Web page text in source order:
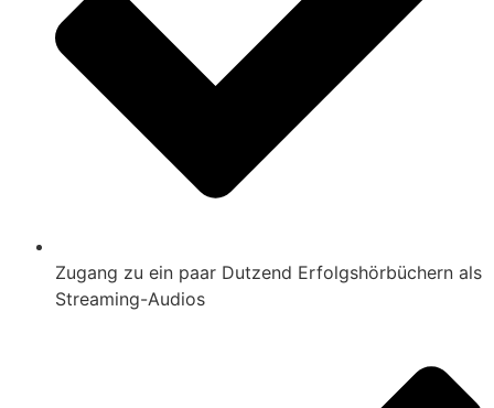
Zugang zu ein paar Dutzend Erfolgshörbüchern als
Streaming-Audios